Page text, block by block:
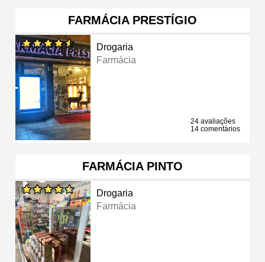
FARMÁCIA PRESTÍGIO
Drogaria
Farmácia
24 avaliações
14 comentários
FARMÁCIA PINTO
Drogaria
Farmácia